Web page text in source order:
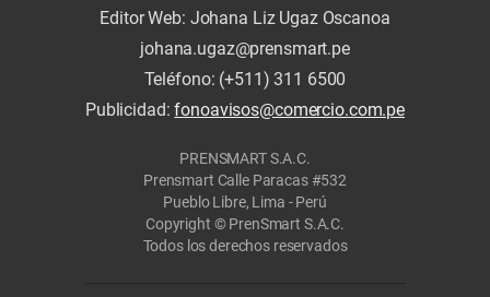
Editor Web: Johana Liz Ugaz Oscanoa
johana.ugaz@prensmart.pe
Teléfono: (+511) 311 6500
Publicidad:fonoavisos@comercio.com.pe
PRENSMART S.A.C.
Prensmart Calle Paracas #532
Pueblo Libre, Lima - Perú
Copyright © PrenSmart S.A.C.
Todos los derechos reservados